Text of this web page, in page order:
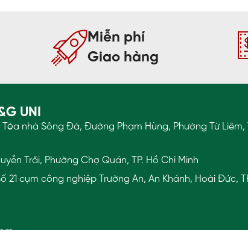
Miễn phí
Giao hàng
UNI
Tòa nhà Sông Đà, Đường Phạm Hùng, Phường Từ Liêm,
Trãi, Phường Chợ Quán, TP. Hồ Chí Minh
21 cụm công nghiệp Trường An, An Khánh, Hoài Đức,